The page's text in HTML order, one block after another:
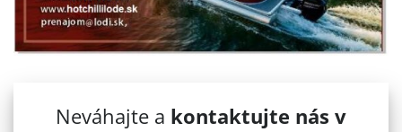
Neváhajte a kontaktujte nás v